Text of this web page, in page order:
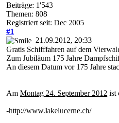
Beiträge: 1'543
Themen: 808
Registriert seit: Dec 2005
#1
21.09.2012, 20:33
Gratis Schifffahren auf dem
Zum Jubiläum 175 Jahre
An diesem Datum vor 175 Jahre
Am Montag 24. September 2012 ist
-http://www.lakelucerne.ch/